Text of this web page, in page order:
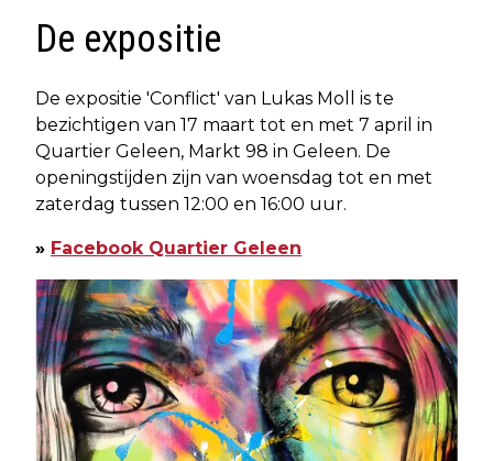
De expositie
De expositie 'Conflict' van Lukas Moll is te
bezichtigen van 17 maart tot en met 7 april in
Quartier Geleen, Markt 98 in Geleen. De
openingstijden zijn van woensdag tot en met
zaterdag tussen 12:00 en 16:00 uur.
» Facebook Quartier Geleen